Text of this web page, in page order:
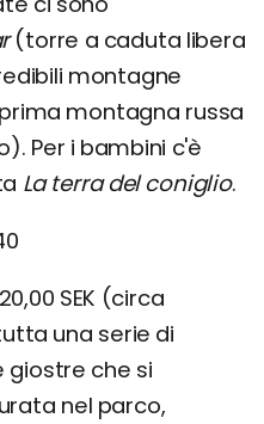
(torre a caduta libera
montagne
montagna russa
Per i bambini c'è
La terra del coniglio.
SEK (circa
una serie di
giostre che si
nel parco,